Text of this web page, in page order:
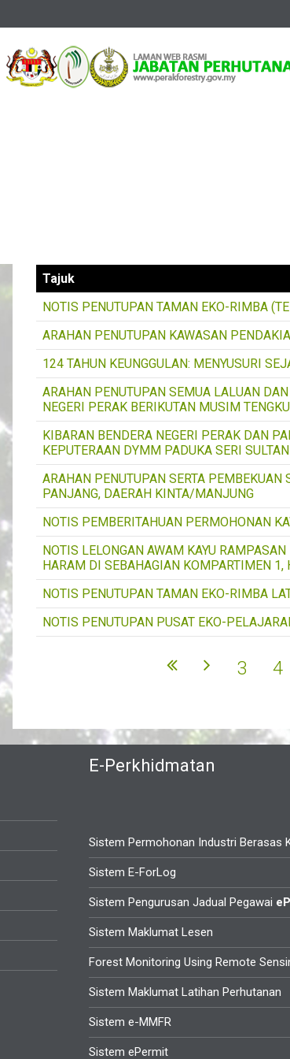
Tajuk
NOTIS PENUTUPAN TAMAN EKO-RIMBA
ARAHAN PENUTUPAN KAWASAN
124 TAHUN KEUNGGULAN: MENYUSURI
ARAHAN PENUTUPAN SEMUA LALUAN
NEGERI PERAK BERIKUTAN MUSIM
KIBARAN BENDERA NEGERI PERAK DAN
KEPUTERAAN DYMM PADUKA SERI
ARAHAN PENUTUPAN SERTA
PANJANG, DAERAH KINTA/MANJUNG
NOTIS PEMBERITAHUAN PERMOHONAN
NOTIS LELONGAN AWAM KAYU
HARAM DI SEBAHAGIAN KOMPARTIMEN
NOTIS PENUTUPAN TAMAN EKO-RIMBA
NOTIS PENUTUPAN PUSAT EKO-
3 4
E-Perkhidmatan
Sistem Permohonan Industri Berasas
Sistem E-ForLog
Sistem Pengurusan Jadual Pegawai
Sistem Maklumat Lesen
Forest Monitoring Using Remote
Sistem Maklumat Latihan Perhutanan
Sistem e-MMFR
Sistem ePermit